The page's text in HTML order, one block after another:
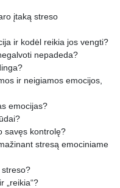
įtaką streso
ir kodėl reikia jos vengti?
nepadeda?
ir neigiamos emocijos,
emocijas?
savęs kontrolę?
stresą emociniame
streso?
„reikia“?